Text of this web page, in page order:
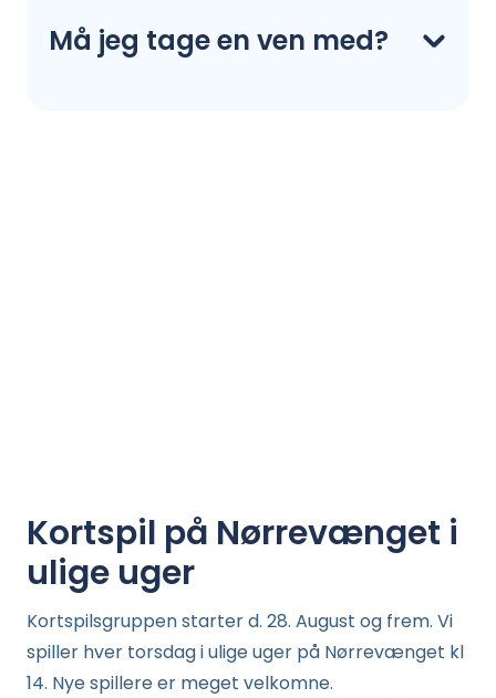
Må jeg tage en ven med?
Kortspil på Nørrevænget i
ulige uger
Kortspilsgruppen starter d. 28. August og frem. Vi
spiller hver torsdag i ulige uger på Nørrevænget kl
14. Nye spillere er meget velkomne.